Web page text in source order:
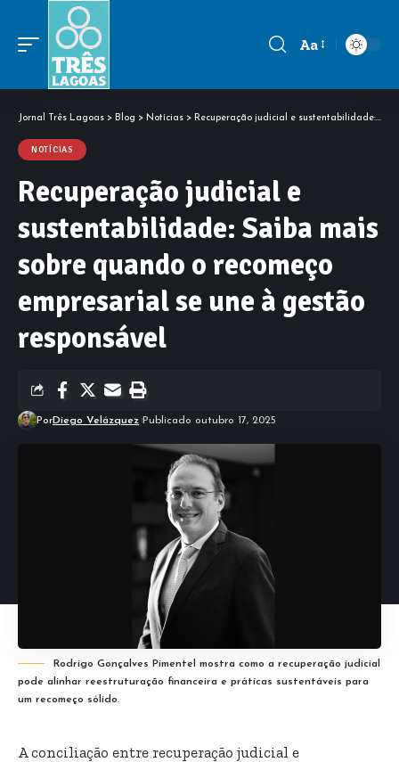
Font
Aa
Jornal Três Lagoas > Blog > Notícias > Recuperação judicial e sustentabilidade: Saiba mais sobre quando o recomeço empresarial se une à gestão responsável
NOTÍCIAS
Recuperação judicial e
sustentabilidade: Saiba mais
sobre quando o recomeço
empresarial se une à gestão
responsável
PorDiego Velázquez Publicado outubro 17, 2025
Rodrigo Gonçalves Pimentel mostra como a recuperação judicial
pode alinhar reestruturação financeira e práticas sustentáveis para
um recomeço sólido.
A conciliação entre recuperação judicial e